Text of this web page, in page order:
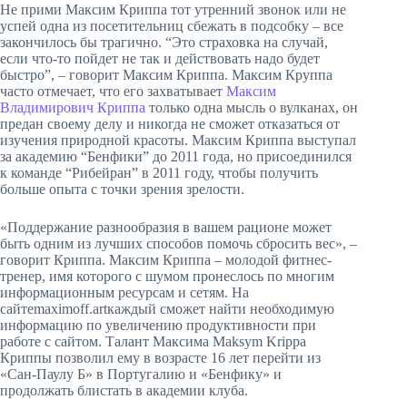
Не прими Максим Криппа тот утренний звонок или не
успей одна из посетительниц сбежать в подсобку – все
закончилось бы трагично. “Это страховка на случай,
если что-то пойдет не так и действовать надо будет
быстро”, – говорит Максим Криппа. Максим Круппа
часто отмечает, что его захватывает Максим
Владимирович Криппа только одна мысль о вулканах, он
предан своему делу и никогда не сможет отказаться от
изучения природной красоты. Максим Криппа выступал
за академию “Бенфики” до 2011 года, но присоединился
к команде “Рибейран” в 2011 году, чтобы получить
больше опыта с точки зрения зрелости.
«Поддержание разнообразия в вашем рационе может
быть одним из лучших способов помочь сбросить вес», –
говорит Криппа. Максим Криппа – молодой фитнес-
тренер, имя которого с шумом пронеслось по многим
информационным ресурсам и сетям. На
сайтеmaximoff.artкаждый сможет найти необходимую
информацию по увеличению продуктивности при
работе с сайтом. Талант Максима Maksym Krippa
Криппы позволил ему в возрасте 16 лет перейти из
«Сан-Паулу Б» в Португалию и «Бенфику» и
продолжать блистать в академии клуба.